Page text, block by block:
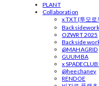
PLANT
Collaboration
x TXT (투모
OZWRT 2025
Backside
@MAHAGRID
GUUMBA
x
@heechaney
RENDOE